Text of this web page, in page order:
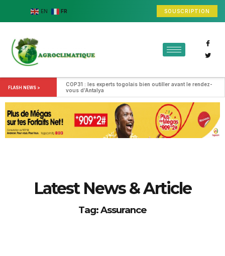
EN FR SOUSCRIPTION
FLASH NEWS >
COP31 : les experts togolais bien outiller avant le rendez-
vous d’Antalya
Latest News & Article
Tag: Assurance